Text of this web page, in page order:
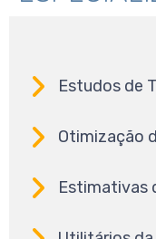
Estudos de
Otimização
Estimativas